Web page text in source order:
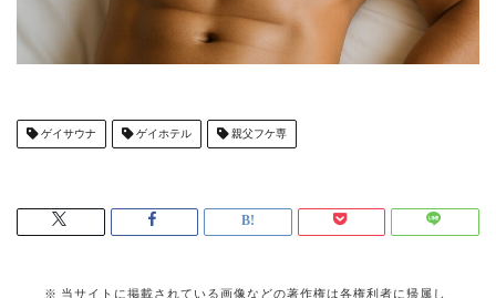
ゲイサウナ ゲイホテル 親父フケ専
当サイトに掲載されている画像などの著作権は各権利者に帰属し